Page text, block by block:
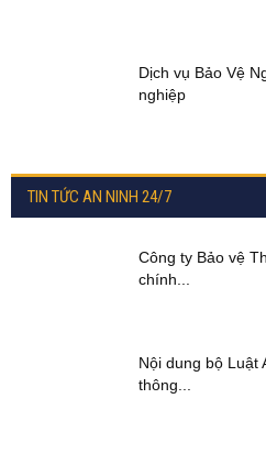
Dịch vụ Bảo Vệ
nghiệp
TIN TỨC AN NINH 24/7
Công ty Bảo vệ
chính...
Nội dung bộ Luật
thông...